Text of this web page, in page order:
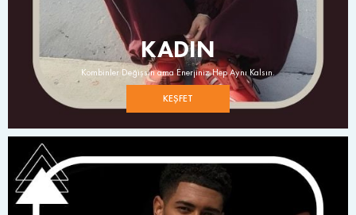
KADIN
Kombinler Değişsin ama Enerjiniz Hep Aynı Kalsın.
KEŞFET